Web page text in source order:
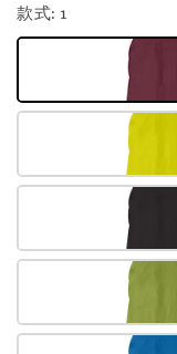
款式: 1